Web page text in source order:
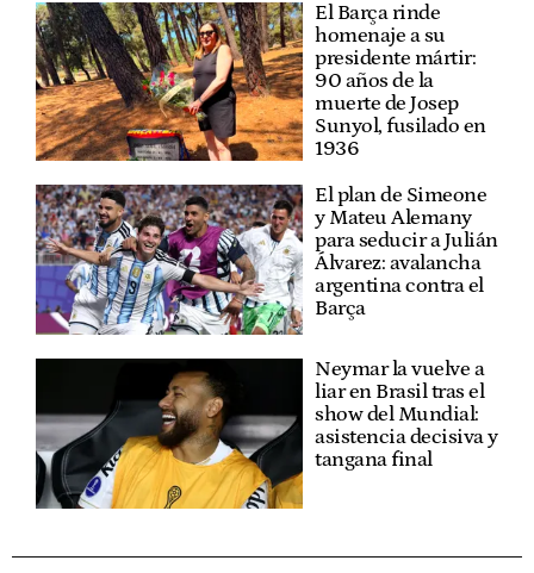
El Barça rinde
homenaje a su
presidente mártir:
90 años de la
muerte de Josep
Sunyol, fusilado en
1936
El plan de Simeone
y Mateu Alemany
para seducir a Julián
Álvarez: avalancha
argentina contra el
Barça
Neymar la vuelve a
liar en Brasil tras el
show del Mundial:
asistencia decisiva y
tangana final